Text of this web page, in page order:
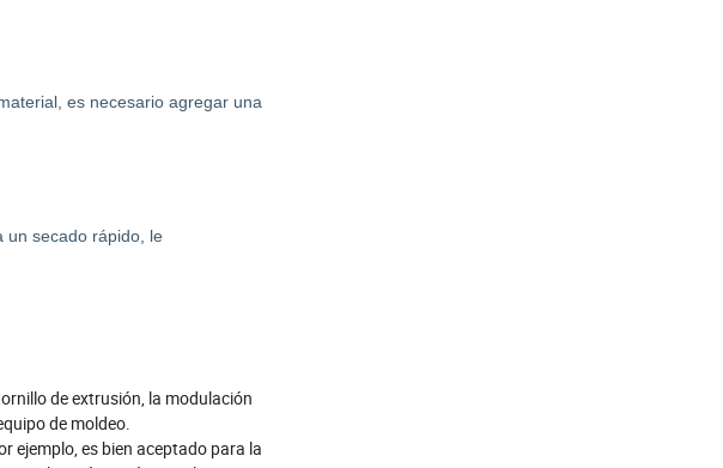
es necesario agregar una
un secado rápido, le
de extrusión, la modulación
de moldeo.
ejemplo, es bien aceptado para la